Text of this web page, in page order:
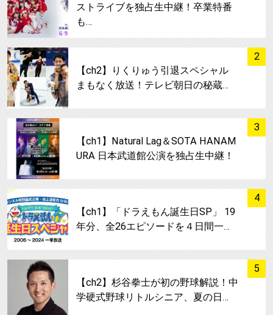
ストライブを独占生中継！卒業特番
も…
2
サムネイル
【ch2】りくりゅう引退スペシャル
まもなく放送！テレビ朝日の秘蔵…
3
【ch1】Natural Lag＆SOTA HANAM
URA 日本武道館公演を独占生中継！
4
【ch1】「ドラえもん誕生日SP」 19
年分、全26エピソードを４日間一…
5
【ch2】杉谷拳士が初の野球解説！中
学硬式野球リトルシニア、夏の日…